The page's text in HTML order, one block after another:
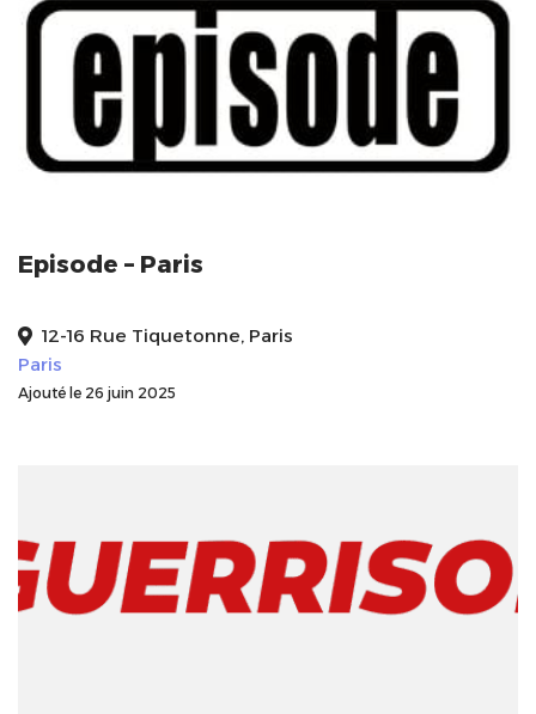
Episode – Paris
12-16 Rue Tiquetonne, Paris
Paris
Ajouté le 26 juin 2025